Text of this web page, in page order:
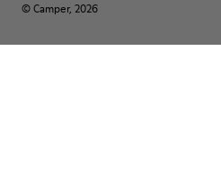
© Camper, 2026